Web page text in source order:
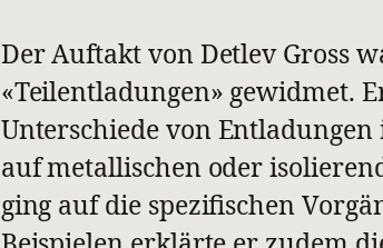
Der Auftakt von Detlev Gross
«Teilentladungen» gewidmet.
Unterschiede von Entladungen
auf metallischen oder
ging auf die spezifischen